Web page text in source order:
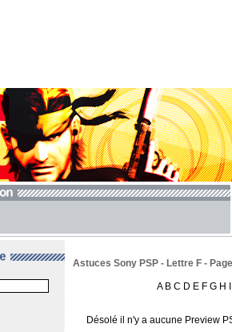
Astuces Sony PSP - Lettre F -
A B C D E F G H
Désolé il n'y a aucune Preview